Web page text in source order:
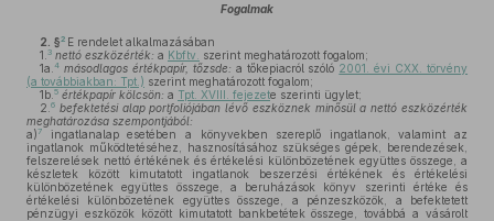
Fogalmak
2. §2 E rendelet alkalmazásában
1. 3 nettó eszközérték: a Kbftv.
szerint meghatározott fogalom;
1a. 4 másodlagos értékpapír, tőzsde: a tőkepiacról szóló 2001. évi CXX. törvény
(a továbbiakban: Tpt.) szerint meghatározott fogalom;
1b. 5 értékpapír kölcsön: a Tpt. XVIII. fejezete szerinti ügylet;
2. 6 befektetési alap portfoliójában lévő eszköznek minősül a nettó eszközérték
meghatározása szempontjából:
a)7
ingatlanalap esetében a könyvekben szereplő ingatlanok, valamint az
ingatlanok működtetéséhez, hasznosításához szükséges gépek, berendezések,
felszerelések nettó értékének és értékelési különbözetének együttes összege, a
készletek között kimutatott ingatlanok beszerzési értékének és értékelési
különbözetének együttes összege, a beruházások könyv szerinti értéke és
értékelési különbözetének együttes összege, a pénzeszközök, a befektetett
pénzügyi eszközök között kimutatott bankbetétek összege, továbbá a vásárolt